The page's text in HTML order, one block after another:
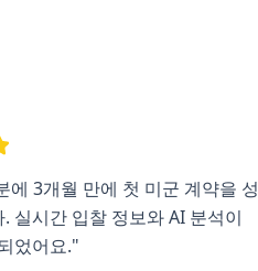
3개월 만에 첫 미군 계약을 성
실시간 입찰 정보와 AI 분석이
었어요."